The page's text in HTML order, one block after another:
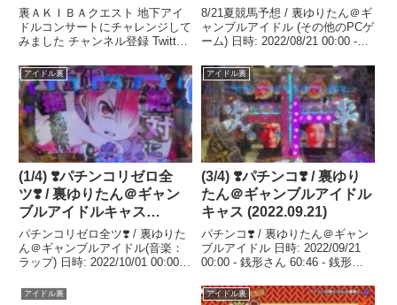
裏ＡＫＩＢＡクエスト 地下アイ
ドルコンサートにチャレンジして
みました チャンネル登録 Twitter
8/21夏競馬予想 / 裏ゆりたん＠ギ
ャンブルアイドル (その他のPCゲ
ーム) 日時: 2022/08/21 00:00 -
アイドル裏
(1/4) ❣️パチンコリゼロ全
ツ❣️ / 裏ゆりたん＠ギャン
ブルアイドルキャス
(2022.10.01)
パチンコリゼロ全ツ❣️ / 裏ゆりた
ん＠ギャンブルアイドル(音楽：
ラップ) 日時: 2022/10/01 00:00 -
アイドル裏
(3/4) ❣️パチンコ❣️ / 裏ゆり
たん＠ギャンブルアイドル
キャス (2022.09.21)
パチンコ❣️ / 裏ゆりたん＠ギャン
ブルアイドル 日時: 2022/09/21
00:00 - 銭形さん 60:46 - 銭形さ
ート
アイドル裏 アイドル裏